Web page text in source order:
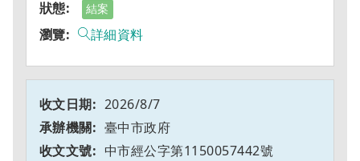
結案
詳細資料
2026/8/7
臺中市政府
中市經公字第1150057442號